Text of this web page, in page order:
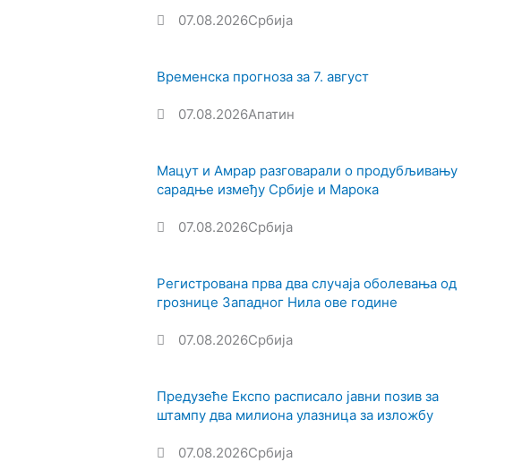
07.08.2026Србија
Временска прогноза за 7. август
07.08.2026Апатин
Мацут и Амрар разговарали о продубљивању
сарадње између Србије и Марока
07.08.2026Србија
Регистрована прва два случаја оболевања од
грознице Западног Нила ове године
07.08.2026Србија
Предузеће Експо расписало јавни позив за
штампу два милиона улазница за изложбу
07.08.2026Србија